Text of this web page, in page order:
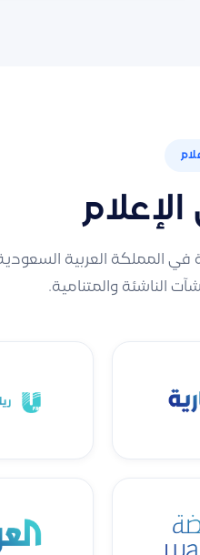
في المملكة العربية
الناشئة والمتنامية.